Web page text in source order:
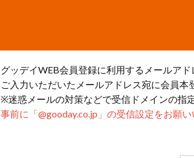
グッデイWEB会員登録に利用するメールアド
ご入力いただいたメールアドレス宛に会員本
※迷惑メールの対策などで受信ドメインの指
事前に「@gooday.co.jp」の受信設定をお願い